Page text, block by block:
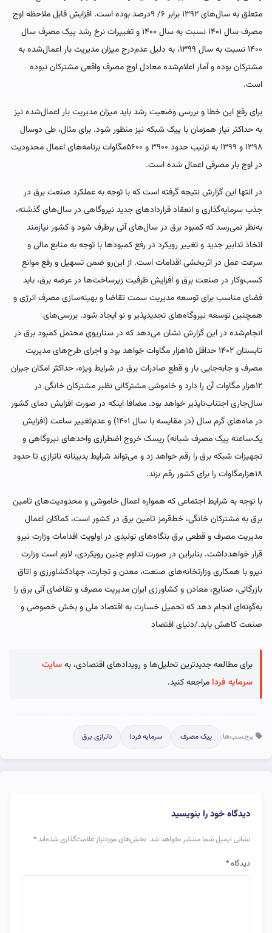
متعلق به سال‌های ۱۳۹۲ برابر ۶/ ۹درصد بوده است. افزایش قابل ملاحظه اوج
مصرف سال ۱۴۰۱ نسبت به سال ۱۴۰۰ و تغییرات نرخ رشد پیک مصرف سال
۱۴۰۰ نسبت به سال ۱۳۹۹، به دلیل عدم‌درج میزان مدیریت بار اعمال‌شده به
مشترکان بوده و آمار اعلام‌شده معادل اوج مصرف واقعی مشترکان نبوده
است.
برای رفع این خطا و بررسی وضعیت رشد باید میزان مدیریت بار اعمال‌شده نیز
به حداکثر نیاز همزمان با پیک شبکه نیز منظور شود. برای مثال، طی دوسال
۱۳۹۸ و ۱۳۹۹ به ترتیب حدود ۳۹۰۰ و ۵۶۰۰مگاوات برنامه‌‌‌های اعمال محدودیت
در اوج بار مصرفی اعمال شده است.
در انتها این گزارش نتیجه گرفته است که با توجه به عملکرد صنعت برق در
جذب سرمایه‌گذاری و انعقاد قراردادهای جدید نیروگاهی در سال‌های گذشته،
به‌نظر نمی‌رسد که کمبود برق در سال‌های آتی برطرف شود و کشور نیازمند
اتخاذ تدابیر جدید و تغییر رویکرد در رفع کمبودها با توجه به منابع مالی و
سرعت عمل در اثربخشی اقدامات است. از این‌رو ضمن تسهیل و رفع موانع
کسب‌وکار در صنعت برق و افزایش ظرفیت زیرساخت‌‌‌ها در عرضه برق، باید
فضای مناسب برای توسعه مدیریت سمت تقاضا و بهینه‌‌‌سازی مصرف انرژی و
همچنین توسعه نیروگاه‌‌‌های تجدیدپذیر و نو ایجاد شود. بررسی‌‌‌های
انجام‌شده در این گزارش نشان می‌دهد که در سناریوی محتمل کمبود برق در
تابستان ۱۴۰۲ حداقل ۱۵‌هزار مگاوات خواهد بود و اجرای طرح‌‌‌های مدیریت
مصرف و جابه‌جایی بار و قطع صادرات برق در شرایط ویژه، حداکثر امکان جبران
۱۲‌هزار مگاوات آن را دارد و خاموشی مشترکانی نظیر مشترکان خانگی در
سال‌جاری اجتناب‌ناپذیر خواهد بود. مضافا اینکه در صورت افزایش دمای کشور
در ماه‌‌‌های گرم سال (در مقایسه با سال ۱۴۰۱) و عدم‌تغییر ساعت (افزایش
یک‌ساعته پیک مصرف شبانه) ریسک خروج اضطراری واحدهای نیروگاهی و
تجهیزات شبکه برق را رقم خواهد زد و می‌تواند شرایط بدبینانه ناترازی تا حدود
۱۸هزارمگاوات را برای کشور رقم بزند.
با توجه به شرایط اجتماعی که همواره اعمال خاموشی و محدودیت‌های تامین
برق به مشترکان خانگی، خط‌قرمز تامین برق در کشور است، کماکان اعمال
مدیریت مصرف و قطعی برق بنگاه‌‌‌های تولیدی در اولویت اقدامات وزارت نیرو
قرار خواهد‌داشت. بنابراین در صورت تداوم چنین رویکردی، لازم است وزارت
نیرو با همکاری وزارتخانه‌‌‌های صنعت، معدن و تجارت، جهاد‌کشاورزی و اتاق
بازرگانی، صنایع، معادن و کشاورزی ایران مدیریت مصرف و تقاضای آتی برق را
به‌گونه‌‌‌ای انجام دهد که تحمیل خسارت به اقتصاد ملی و بخش خصوصی و
صنعت کاهش یابد./دنیای اقتصاد
برای مطالعه جدیدترین تحلیل‌ها و رویدادهای اقتصادی، بهسایت
سرمایه فردا مراجعه کنید.
برچسب‌ها: پیک مصرف سرمایه فردا ناترازی برق
دیدگاه خود را بنویسید
نشانی ایمیل شما منتشر نخواهد شد. بخش‌های موردنیاز علامت‌گذاری شده‌اند*
دیدگاه*